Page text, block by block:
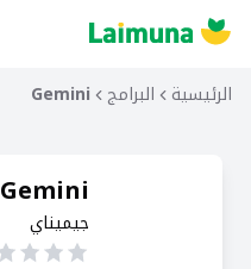
الرئيسية البرامج Gemini
Gemini
جيميناي